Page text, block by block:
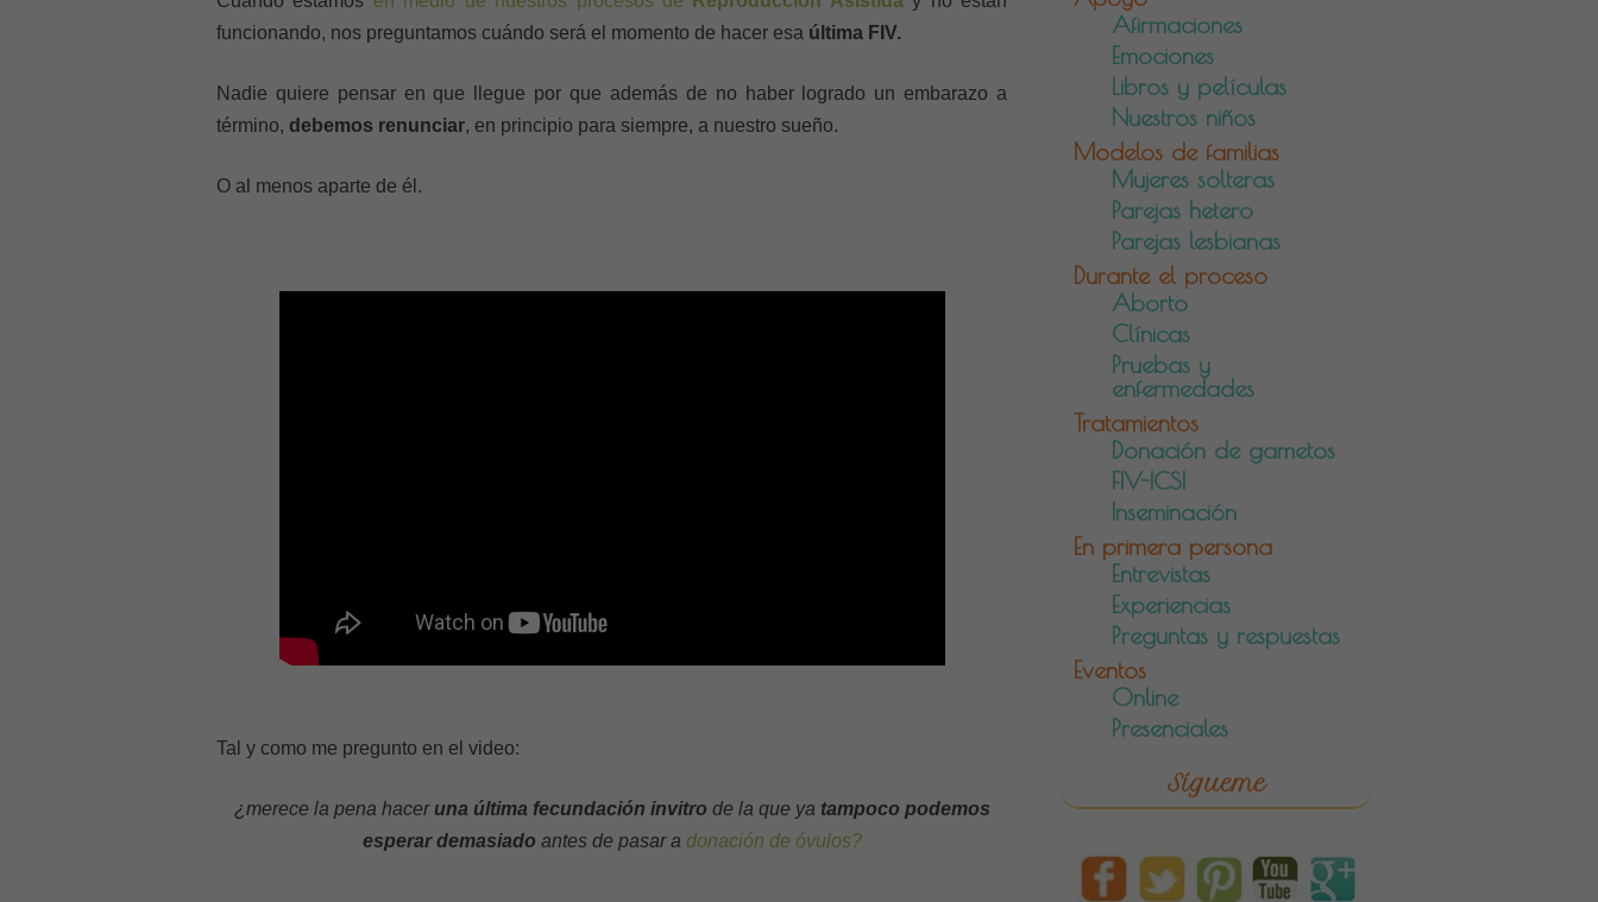
funcionando, nos preguntamos cuándo será el momento de hacer esa última FIV.
Nadie quiere pensar en que llegue por que además de no haber logrado un embarazo a
término, debemos renunciar, en principio para siempre, a nuestro sueño.
O al menos aparte de él.
Tal y como me pregunto en el video:
¿merece la pena hacer una última fecundación invitro de la que ya tampoco podemos
esperar demasiado antes de pasar a donación de óvulos?
Afirmaciones
Emociones
Libros y películas
Nuestros niños
Modelos de familias
Mujeres solteras
Parejas hetero
Parejas lesbianas
Durante el proceso
Aborto
Clínicas
Pruebas y
enfermedades
Tratamientos
Donación de gametos
FIV-ICSI
Inseminación
En primera persona
Entrevistas
Experiencias
Preguntas y respuestas
Eventos
Online
Presenciales
Sígueme